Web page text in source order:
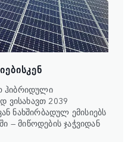
ჰიბრიდული
ვისახავთ 2039
ნახშირბადულ ემისიებს
— მიწოდების ჯაჭვიდან